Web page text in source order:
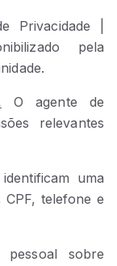
Privacidade |
pela
O agente de
relevantes
uma
telefone e
pessoal sobre